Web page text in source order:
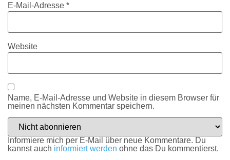
E-Mail-Adresse *
Website
Name, E-Mail-Adresse und Website in diesem Browser für
meinen nächsten Kommentar speichern.
Informiere mich per E-Mail über neue Kommentare. Du
kannst auch informiert werden ohne das Du kommentierst.